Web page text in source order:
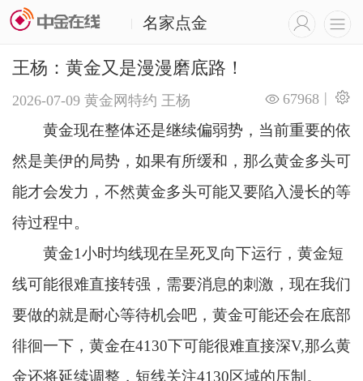
名家点金
王杨：黄金又是漫漫磨底路！
2026-07-09 黄金网特约 王杨 |
67968
黄金现在整体还是继续偏弱势，当前重要的依
然是美伊的局势，如果有所缓和，那么黄金多头可
能才会发力，不然黄金多头可能又要陷入漫长的等
待过程中。
黄金1小时均线现在呈死叉向下运行，黄金短
线可能很难直接转强，需要消息的刺激，现在我们
要做的就是耐心等待机会吧，黄金可能还会在底部
徘徊一下，黄金在4130下可能很难直接深V,那么黄
金还将延续调整，短线关注4130区域的压制。